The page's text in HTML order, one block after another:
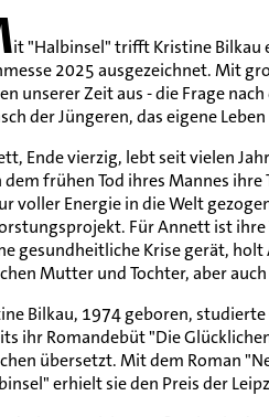
it "Halbinsel" trifft Kristine Bilkau
2025 ausgezeichnet. Mit
unserer Zeit aus - die Frage
der Jüngeren, das eigene
Ende vierzig, lebt seit vielen
dem frühen Tod ihres Mannes
voller Energie in die Welt
Für Annett ist ihre
gesundheitliche Krise gerät,
Mutter und Tochter, aber
Bilkau, 1974 geboren,
ihr Romandebüt "Die
übersetzt. Mit dem Roman
erhielt sie den Preis der